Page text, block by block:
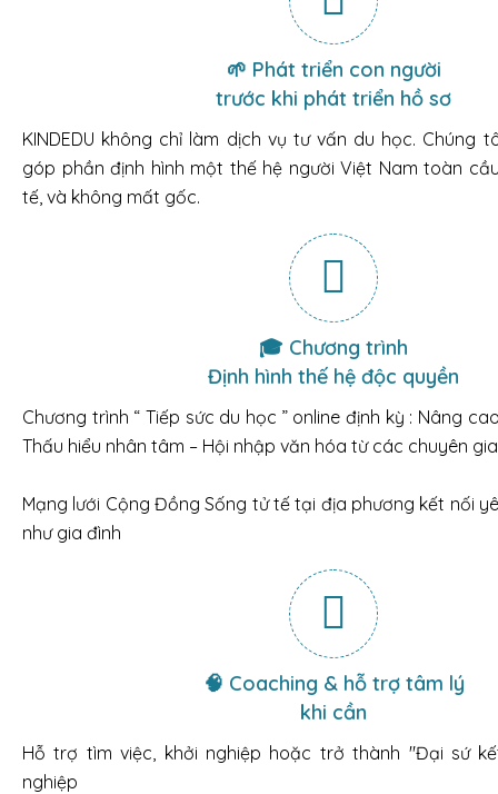
🌱 Phát triển con người
trước khi phát triển hồ sơ
KINDEDU không chỉ làm dịch vụ tư vấn du học. Chúng
góp phần định hình một thế hệ người Việt Nam toàn
tế, và không mất gốc.
🎓 Chương trình
Định hình thế hệ độc quyền
Chương trình “ Tiếp sức du học ” online định kỳ : Nâng
Thấu hiểu nhân tâm – Hội nhập văn hóa từ các chuyên
Mạng lưới Cộng Đồng Sống tử tế tại địa phương kết nối
như gia đình
🧠 Coaching & hỗ trợ tâm lý
khi cần
Hỗ trợ tìm việc, khởi nghiệp hoặc trở thành "Đại sứ
nghiệp